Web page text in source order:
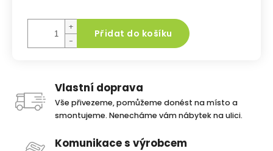
cena:
+
−
Přidat do košíku
Vlastní doprava
Vše přivezeme, pomůžeme donést na místo a
smontujeme. Nenecháme vám nábytek na ulici.
Komunikace s výrobcem